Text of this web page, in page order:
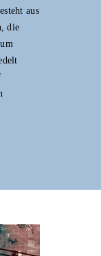
aus
die